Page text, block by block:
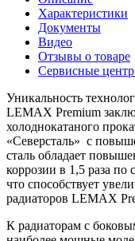
Характеристики
Документы
Видео
Отзывы о товаре
Сервисные
Уникальность
LEMAX Premium
холоднокатаного
«Северсталь» с
сталь обладает
коррозии в 1,5 раза
что способствует
радиаторов LEMAX
К радиаторам с